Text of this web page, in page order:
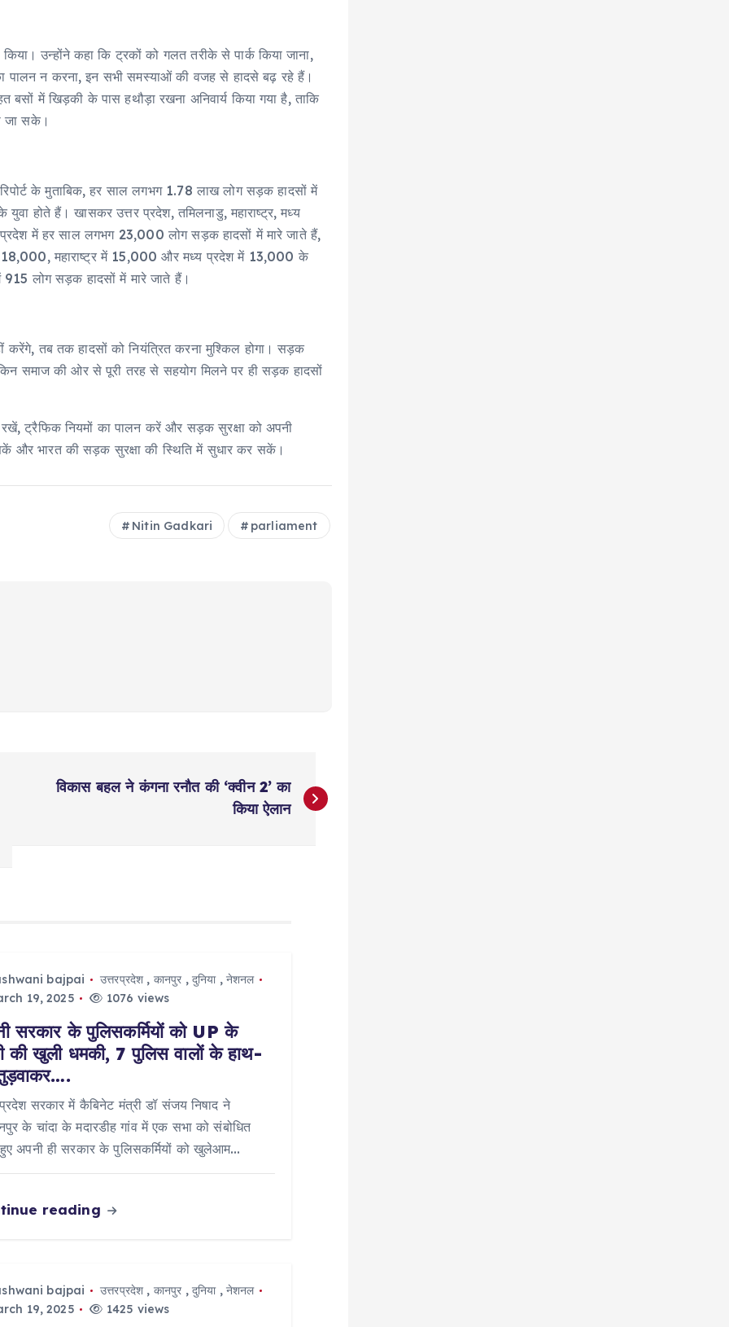
उन्होंने कहा कि ट्रकों को गलत तरीके से पार्क किया जाना,
पालन न करना, इन सभी समस्याओं की वजह से हादसे बढ़ रहे हैं।
बसों में खिड़की के पास हथौड़ा रखना अनिवार्य किया गया है, ताकि
जा सके।
के मुताबिक, हर साल लगभग 1.78 लाख लोग सड़क हादसों में
होते हैं। खासकर उत्तर प्रदेश, तमिलनाडु, महाराष्ट्र, मध्य
में हर साल लगभग 23,000 लोग सड़क हादसों में मारे जाते हैं,
महाराष्ट्र में 15,000 और मध्य प्रदेश में 13,000 के
लोग सड़क हादसों में मारे जाते हैं।
तब तक हादसों को नियंत्रित करना मुश्किल होगा। सड़क
समाज की ओर से पूरी तरह से सहयोग मिलने पर ही सड़क हादसों
ट्रैफिक नियमों का पालन करें और सड़क सुरक्षा को अपनी
और भारत की सड़क सुरक्षा की स्थिति में सुधार कर सकें।
Nitin Gadkari parliament
विकास बहल ने कंगना रनौत की ‘क्वीन 2’ का
किया ऐलान
bajpai उत्तरप्रदेश , कानपुर , दुनिया, नेशनल
19, 2025
1076 views
सरकार के पुलिसकर्मियों को UP के
की खुली धमकी, 7 पुलिस वालों के हाथ-
सरकार में कैबिनेट मंत्री डॉ संजय निषाद ने
के चांदा के मदारडीह गांव में एक सभा को संबोधित
अपनी ही सरकार के पुलिसकर्मियों को खुलेआम…
reading
bajpai उत्तरप्रदेश , कानपुर , दुनिया, नेशनल
19, 2025
1425 views